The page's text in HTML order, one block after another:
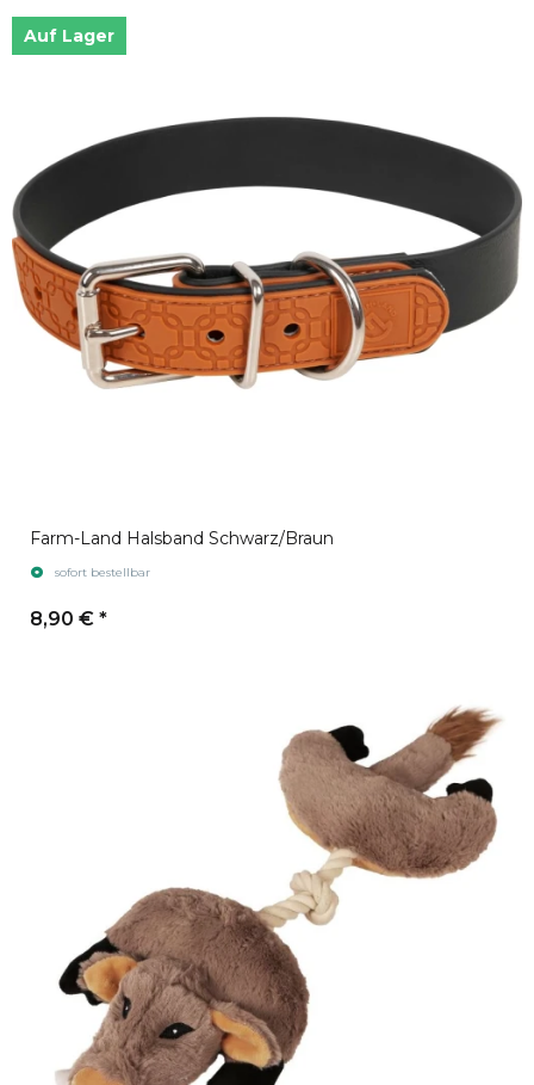
Auf Lager
Farm-Land Halsband Schwarz/Braun
sofort bestellbar
8,90 € *